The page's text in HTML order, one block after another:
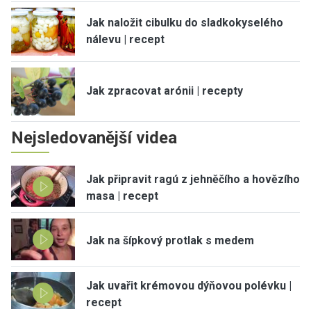
Jak naložit cibulku do sladkokyselého
nálevu | recept
Jak zpracovat arónii | recepty
Nejsledovanější videa
Jak připravit ragú z jehněčího a hovězího
masa | recept
Jak na šípkový protlak s medem
Jak uvařit krémovou dýňovou polévku |
recept